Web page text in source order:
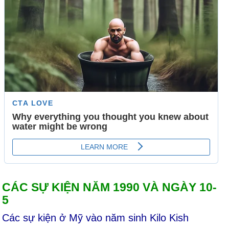
CÁC SỰ KIỆN NĂM 1990 VÀ NGÀY 10-
5
Các sự kiện ở Mỹ vào năm sinh Kilo Kish